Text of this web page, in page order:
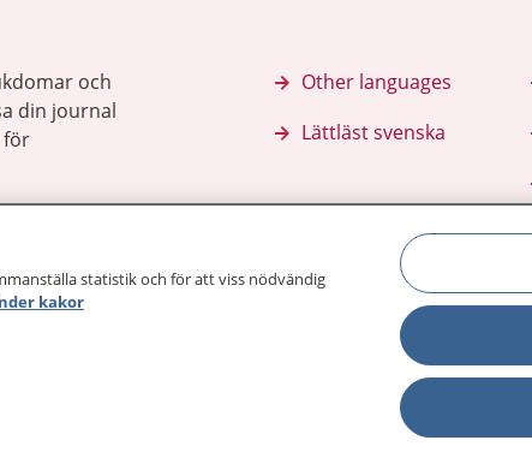
och
din journal
för
Other languages
Lättläst svenska
statistik och för att viss nödvändig
kakor